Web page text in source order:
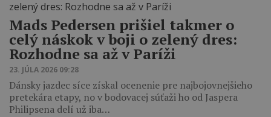
Mads Pedersen prišiel takmer o
celý náskok v boji o zelený dres:
Rozhodne sa až v Paríži
23. JÚLA 2026 09:28
Dánsky jazdec síce získal ocenenie pre najbojovnejšieho
pretekára etapy, no v bodovacej súťaži ho od Jaspera
Philipsena delí už iba…